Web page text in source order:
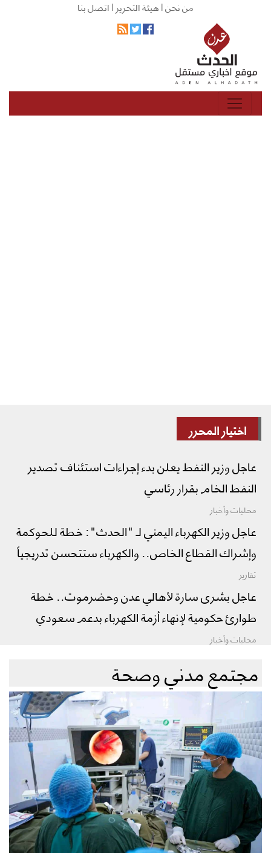
من نحن |هيئة التحرير |اتصل بنا
اختيار المحرر
عاجل وزير النفط يعلن بدء إجراءات استئناف تصدير
النفط الخام بقرار رئاسي
محليات وأخبار
عاجل وزير الكهرباء اليمني لـ "الحدث": خطة للحوكمة
وإشراك القطاع الخاص.. والكهرباء ستتحسن تدريجياً
تقارير
عاجل بشرى سارة لأهالي عدن وحضرموت.. خطة
طوارئ حكومية لإنهاء أزمة الكهرباء بدعم سعودي
محليات وأخبار
مجتمع مدني وصحة